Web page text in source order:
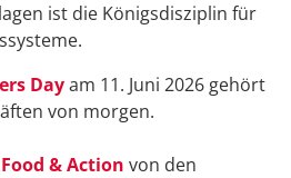
ist die Königsdisziplin für
Dayam 11. Juni 2026 gehört
von morgen.
Food & Action von den